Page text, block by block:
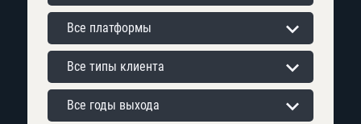
Все платформы
Все типы клиента
Все годы выхода